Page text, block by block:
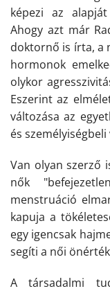
képezi az
Ahogy azt már
doktornő is írta, a
hormonok
olykor
Eszerint az
változása az
és
Van olyan szerző
nők
menstruáció
kapuja a
egy igencsak
segíti a női
A társadalmi